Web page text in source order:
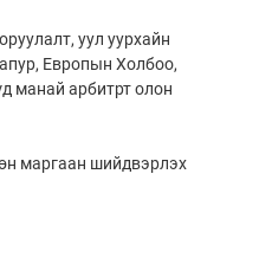
уул уурхайн
Европын Холбоо,
манай арбитрт олон
маргаан шийдвэрлэх